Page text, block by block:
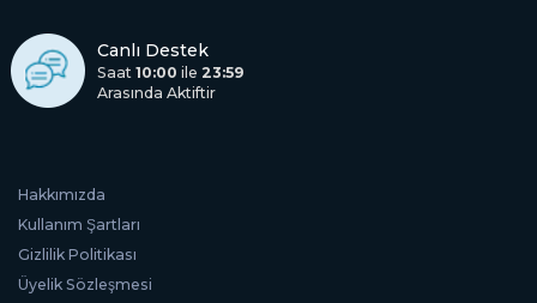
Canlı Destek
Saat 10:00 ile 23:59
Arasında Aktiftir
Hakkımızda
Kullanım Şartları
Gizlilik Politikası
Üyelik Sözleşmesi